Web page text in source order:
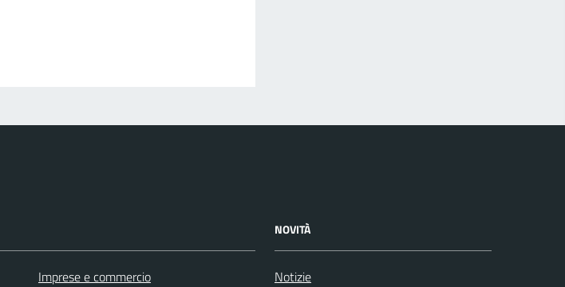
Imprese e commercio
NOVITÀ
Notizie